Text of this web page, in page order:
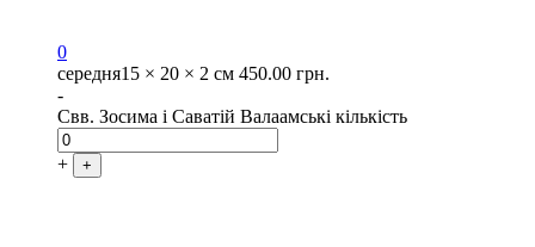
0
середня15 × 20 × 2 см 450.00 грн.
-
Свв. Зосима і Саватій Валаамські кількість
+ +